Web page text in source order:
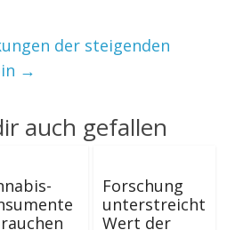
der steigenden
→
auch gefallen
Forschung
unterstreicht
Wert der